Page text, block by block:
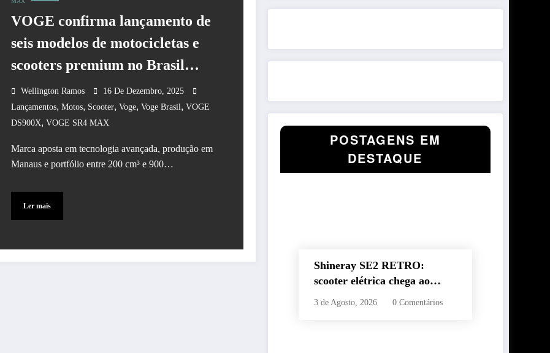
VOGE confirma lançamento de
seis modelos de motocicletas e
scooters premium no Brasil
entre 2026 e 2027
Wellington Ramos
16 De Dezembro, 2025
Lançamentos, Motos, Scooter, Voge, Voge Brasil, VOGE
DS900X, VOGE SR4 MAX
Marca aposta em tecnologia avançada, produção em
Manaus e portfólio entre 200 cm³ e 900…
Ler mais
POSTAGENS EM
DESTAQUE
Shineray SE2 RETRO:
scooter elétrica chega ao
Brasil com autonomia de até
3 de Agosto, 2026 0 Comentários